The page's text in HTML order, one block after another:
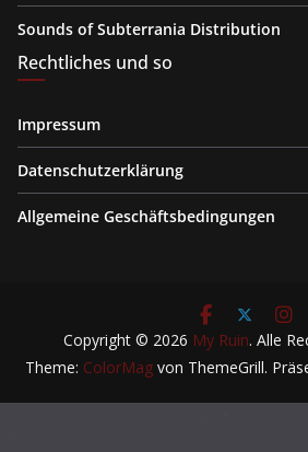
Sounds of Subterrania Distribution
Rechtliches und so
Impressum
Datenschutzerklärung
Allgemeine Geschäftsbedingungen
Copyright © 2026 My Ruin. Alle
Theme: ColorMagvon ThemeGrill.